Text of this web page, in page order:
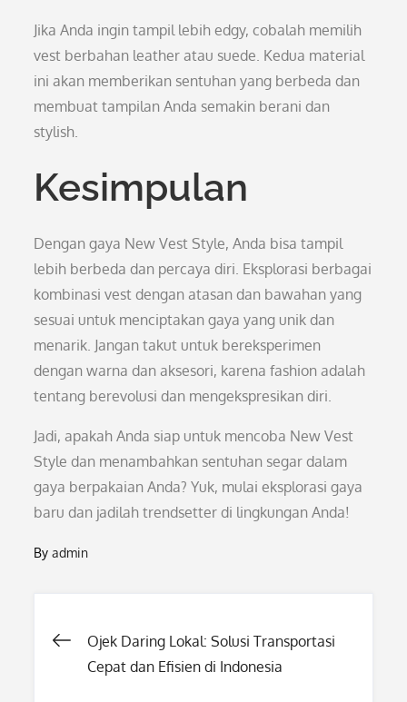
Jika Anda ingin tampil lebih edgy, cobalah memilih
vest berbahan leather atau suede. Kedua material
ini akan memberikan sentuhan yang berbeda dan
membuat tampilan Anda semakin berani dan
stylish.
Kesimpulan
Dengan gaya New Vest Style, Anda bisa tampil
lebih berbeda dan percaya diri. Eksplorasi berbagai
kombinasi vest dengan atasan dan bawahan yang
sesuai untuk menciptakan gaya yang unik dan
menarik. Jangan takut untuk bereksperimen
dengan warna dan aksesori, karena fashion adalah
tentang berevolusi dan mengekspresikan diri.
Jadi, apakah Anda siap untuk mencoba New Vest
Style dan menambahkan sentuhan segar dalam
gaya berpakaian Anda? Yuk, mulai eksplorasi gaya
baru dan jadilah trendsetter di lingkungan Anda!
Byadmin
Post
Ojek Daring Lokal: Solusi Transportasi
Cepat dan Efisien di Indonesia